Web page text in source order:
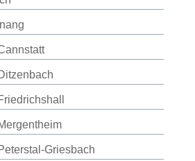
Griesbach